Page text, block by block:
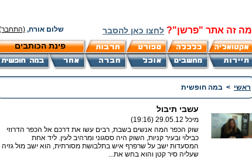
מה זה אתר "פרשן"? לחצו כאן להסבר שלום אורח,
פינת הכותבים
ראשי > במה חופשית
עשבי תיבול
מיכל 29.05.12 (19:16)
שוק הכפר המה אנשים בשבת, רבים עשו את דרכם אל הכפר הדרוזי
כבילוי ובעיר קניות, השוק היה ססגוני ומרהיב לעין. ליד אחת
המסעדות ישב על שרפרף איש בתלבושת מסורתית, הוא ישב מול גזיה
שעליה סיר קטן והוא בחש את...